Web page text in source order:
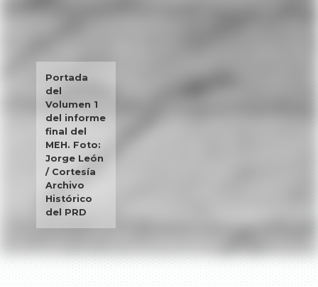
Portada
del
Volumen 1
del informe
final del
MEH. Foto:
Jorge León
/ Cortesía
Archivo
Histórico
del PRD